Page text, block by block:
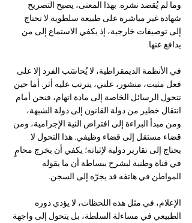
وما لم يُقصد نشره. بهذا المعنى، يصبح التصريح
شهادة غير مباشرة على طبيعة سلطوية لا تحتاج
إلى توصيفات خارجية، إذ يكفي الاستماع إلى من
يدافع عنها.
في الأنظمة الديمقراطية، لا يُحاسَب الفرد إلا على
فعل مثبت، منشور، علني، يترتب عليه أثر. أما حين
تتحول الرسائل الخاصة إلى مادة اتهام، فنحن أمام
انتقال خطير من دولة القانون إلى دولة الشبهة،
ومن مبدأ البراءة إلى افتراض النية الإجرامية، ومن
قضاء مستقل إلى قضاء وظيفي. هذا التحول لا
يحتاج إلى تقارير دولية لإثباته؛ يكفي أن يخرج محامٍ
في قناة وطنية ليشرح ببساطة أن ما يقوله
المواطن في هاتفه قد يجرّه إلى السجن.
الإعلام، في مثل هذه اللحظات، لا يؤدي دوره
الطبيعي في مساءلة السلطة، بل يتحول إلى واجهة